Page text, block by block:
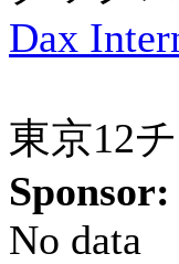
Dax
東京12
Sponsor:
No data